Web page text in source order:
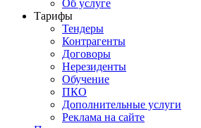
Об услуге
Тарифы
Тендеры
Контрагенты
Договоры
Нерезиденты
Обучение
ПКО
Дополнительные услуги
Реклама на сайте